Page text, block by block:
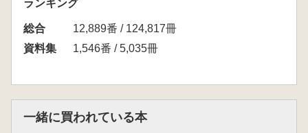
ランキング
総合
12,889番 / 124,817冊
資料集
1,546番 / 5,035冊
一緒に買われている本